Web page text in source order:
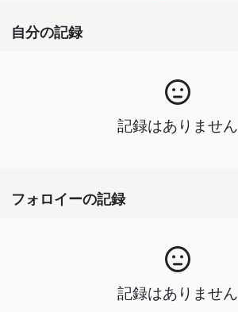
自分の記録
記録はありません
フォロイーの記録
記録はありません